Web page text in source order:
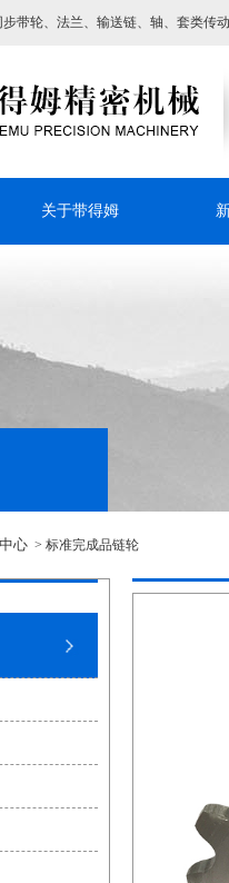
带轮、法兰、输送链、轴、套类传
关于带得姆
心 > 标准完成品链轮